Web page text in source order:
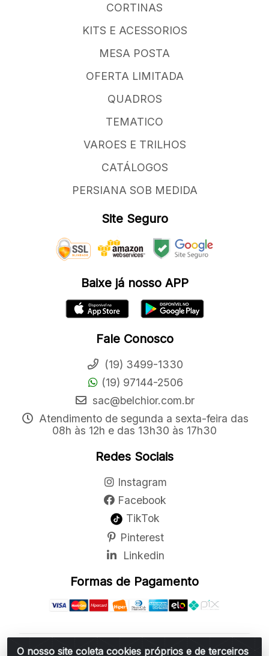
O nosso site coleta cookies próprios e de terceiros
CORTINAS
KITS E ACESSORIOS
MESA POSTA
OFERTA LIMITADA
QUADROS
TEMATICO
VAROES E TRILHOS
CATÁLOGOS
PERSIANA SOB MEDIDA
Site Seguro
Baixe já nosso APP
Fale Conosco
(19) 3499-1330
(19) 97144-2506
sac@belchior.com.br
Atendimento de segunda a sexta-feira das
08h às 12h e das 13h30 às 17h30
Redes Sociais
Instagram
Facebook
TikTok
Pinterest
Linkedin
Formas de Pagamento
Belchior Cortinas e Acessórios LTDA - R: Rua